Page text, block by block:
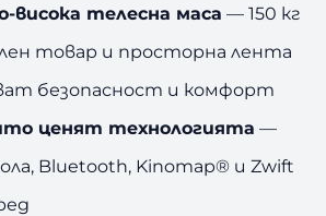
висока телесна маса — 150 кг
товар и просторна лента
безопасност и комфорт
ценят технологията —
Bluetooth, Kinomap® и Zwift